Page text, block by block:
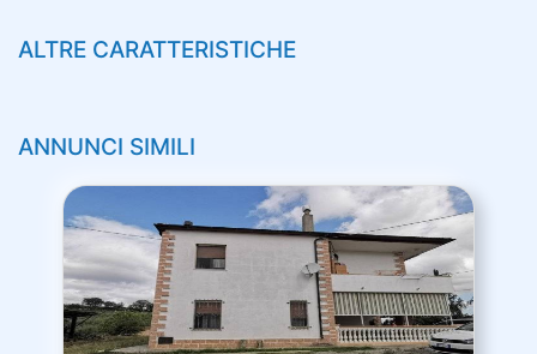
ALTRE CARATTERISTICHE
ANNUNCI SIMILI